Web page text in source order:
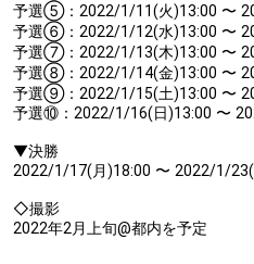
予選⑤：2022/1/11(火)13:00 〜
予選⑥：2022/1/12(水)13:00 〜
予選⑦：2022/1/13(木)13:00 〜
予選⑧：2022/1/14(金)13:00 〜
予選⑨：2022/1/15(土)13:00 〜
予選⑩：2022/1/16(日)13:00 〜
▼決勝
2022/1/17(月)18:00 〜 2022/1/
◇撮影
2022年2月上旬@都内を予定